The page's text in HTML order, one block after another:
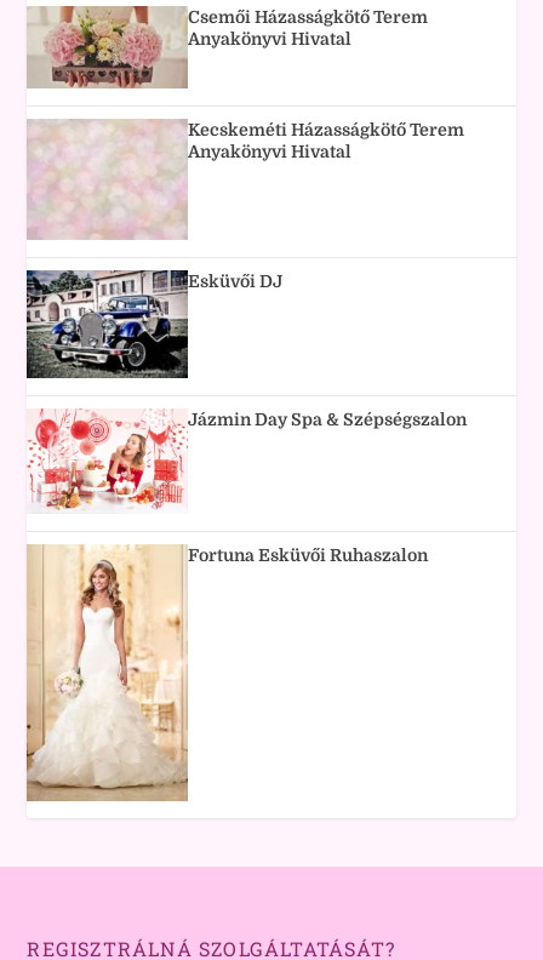
Csemői Házasságkötő Terem
Anyakönyvi Hivatal
Kecskeméti Házasságkötő Terem
Anyakönyvi Hivatal
Esküvői DJ
Jázmin Day Spa & Szépségszalon
Fortuna Esküvői Ruhaszalon
REGISZTRÁLNÁ SZOLGÁLTATÁSÁT?